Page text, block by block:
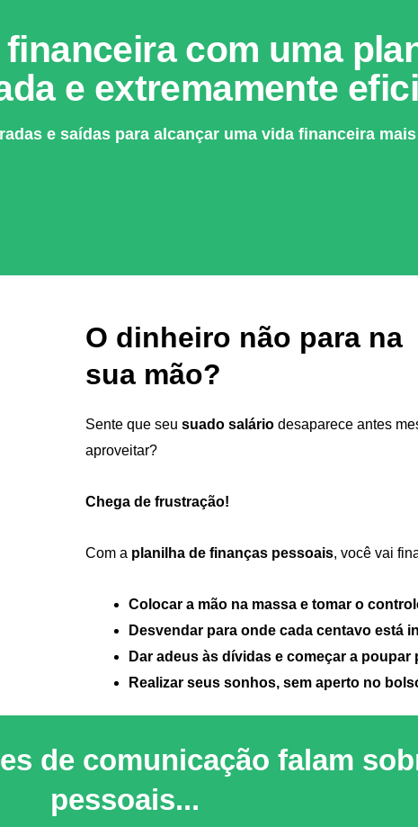
com uma
e extremamente
e saídas para alcançar uma vida financeira
O dinheiro não para na
sua mão?
Sente que seu suado saláriodesaparece antes
aproveitar?
Chega de frustração!
Com a planilha de finanças pessoais, você vai
Colocar a mão na massa e tomar o
Desvendar para onde cada centavo está
Dar adeus às dívidas e começar a poupar
Realizar seus sonhos, sem aperto no
de comunicação falam
pessoais...